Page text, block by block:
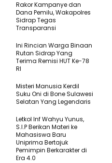
Rakor Kampanye dan
Dana Pemilu, Wakapolres
Sidrap Tegas
Transparansi
Ini Rincian Warga Binaan
Rutan Sidrap Yang
Terima Remisi HUT Ke-78
RI
Misteri Manusia Kerdil
Suku Oni di Bone Sulawesi
Selatan Yang Legendaris
Letkol Inf Wahyu Yunus,
S.I.P Berikan Materi ke
Mahasiswa Baru
Uniprima Bertajuk
Pemimpin Berkarakter di
Era 4.0